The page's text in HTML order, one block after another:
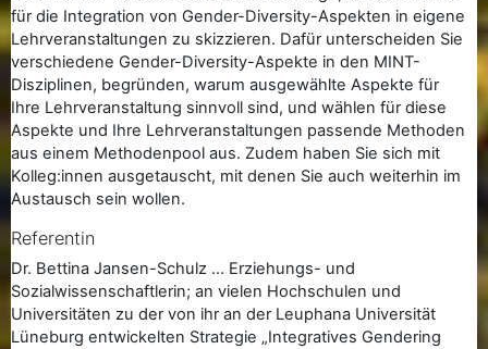
für die Integration von Gender-Diversity-Aspekten in eigene
Lehrveranstaltungen zu skizzieren. Dafür unterscheiden Sie
verschiedene Gender-Diversity-Aspekte in den MINT-
Disziplinen, begründen, warum ausgewählte Aspekte für
Ihre Lehrveranstaltung sinnvoll sind, und wählen für diese
Aspekte und Ihre Lehrveranstaltungen passende Methoden
aus einem Methodenpool aus. Zudem haben Sie sich mit
Kolleg:innen ausgetauscht, mit denen Sie auch weiterhin im
Austausch sein wollen.
Referentin
Dr. Bettina Jansen-Schulz ... Erziehungs- und
Sozialwissenschaftlerin; an vielen Hochschulen und
Universitäten zu der von ihr an der Leuphana Universität
Lüneburg entwickelten Strategie „Integratives Gendering